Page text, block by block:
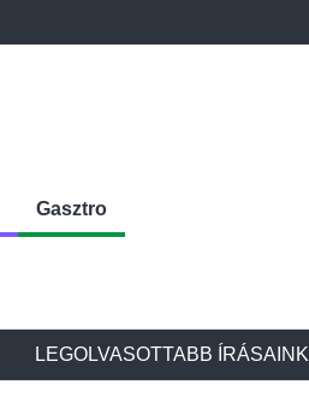
Gasztro
LEGOLVASOTTABB ÍRÁSAINK